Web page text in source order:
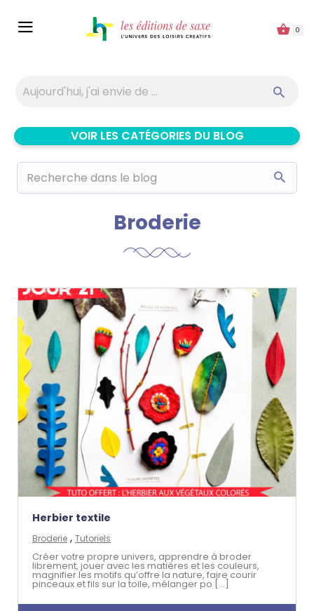
0
VOIR LES CATÉGORIES DU BLOG
Broderie
Herbier textile
Broderie , Tutoriels
Créer votre propre univers, apprendre à broder
librement, jouer avec les matières et les couleurs,
magnifier les motifs qu’offre la nature, faire courir
pinceaux et fils sur la toile, mélanger po [...]